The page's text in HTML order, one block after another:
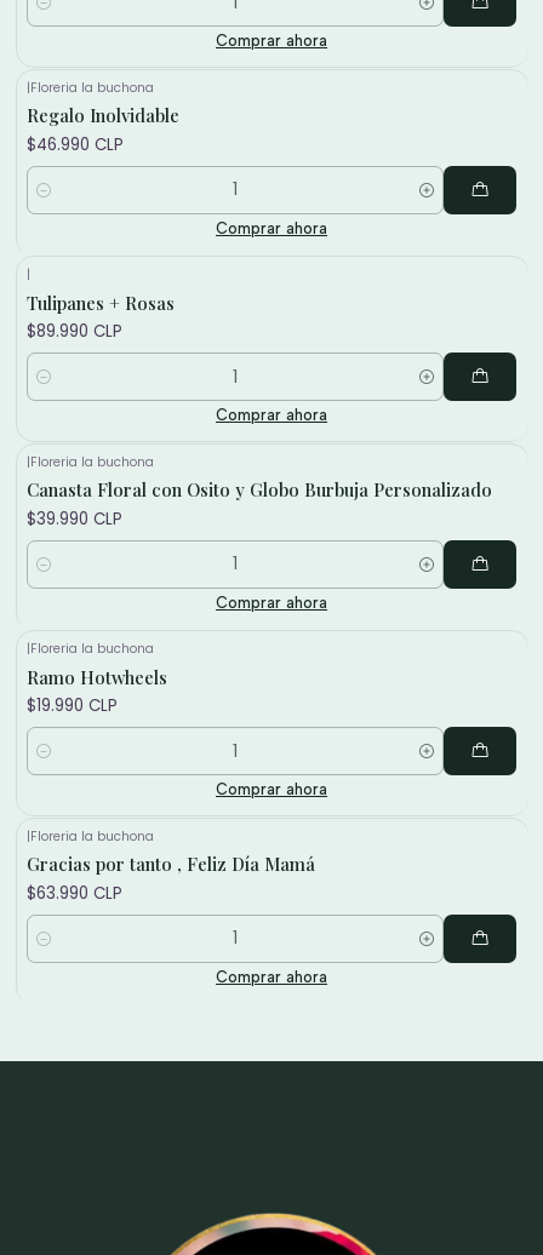
Cantidad
Comprar ahora
|Floreria la buchona
Regalo Inolvidable
$46.990 CLP
Cantidad
Comprar ahora
|
Tulipanes + Rosas
$89.990 CLP
Cantidad
Comprar ahora
|Floreria la buchona
Canasta Floral con Osito y Globo Burbuja Personalizado
$39.990 CLP
Cantidad
Comprar ahora
|Floreria la buchona
Ramo Hotwheels
$19.990 CLP
Cantidad
Comprar ahora
|Floreria la buchona
Gracias por tanto , Feliz Día Mamá
$63.990 CLP
Cantidad
Comprar ahora